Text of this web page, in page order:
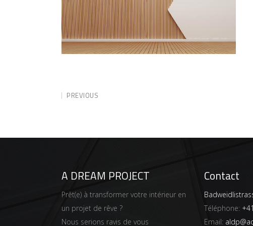
PREVIOUS
A DREAM PROJECT
Prêt(e) à transformer votre intérieur en
un projet de rêve ?
Nous serions ravis de vous
Contact
Téléphone:
Email: